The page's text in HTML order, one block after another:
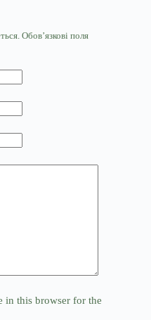
Обов’язкові поля
in this browser for the